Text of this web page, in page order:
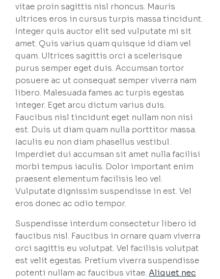
vitae proin sagittis nisl rhoncus. Mauris
ultrices eros in cursus turpis massa tincidunt.
Integer quis auctor elit sed vulputate mi sit
amet. Quis varius quam quisque id diam vel
quam. Ultrices sagittis orci a scelerisque
purus semper eget duis. Accumsan tortor
posuere ac ut consequat semper viverra nam
libero. Malesuada fames ac turpis egestas
integer. Eget arcu dictum varius duis.
Faucibus nisl tincidunt eget nullam non nisi
est. Duis ut diam quam nulla porttitor massa.
Iaculis eu non diam phasellus vestibul.
Imperdiet dui accumsan sit amet nulla facilisi
morbi tempus iaculis. Dolor important enim
praesent elementum facilisis leo vel.
Vulputate dignissim suspendisse in est. Vel
eros donec ac odio tempor.
Suspendisse interdum consectetur libero id
faucibus nisl. Faucibus in ornare quam viverra
orci sagittis eu volutpat. Vel facilisis volutpat
est velit egestas. Pretium viverra suspendisse
potenti nullam ac faucibus vitae.Aliquet nec